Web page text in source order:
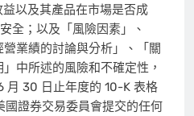
以及其產品在市場是否成
全；以及「風險因素」、
營業績的討論與分析」、「關
中所述的風險和不確定性，
30 日止年度的 10-K 表格
證券交易委員會提交的任何